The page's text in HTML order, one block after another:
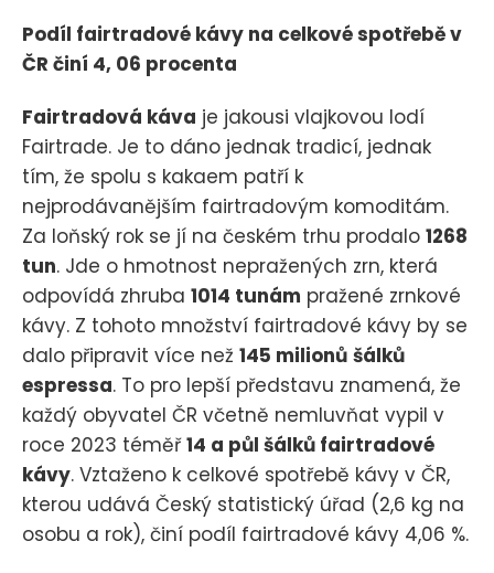
Podíl fairtradové kávy na celkové spotřebě v
ČR činí 4, 06 procenta
Fairtradová káva je jakousi vlajkovou lodí
Fairtrade. Je to dáno jednak tradicí, jednak
tím, že spolu s kakaem patří k
nejprodávanějším fairtradovým komoditám.
Za loňský rok se jí na českém trhu prodalo 1268
tun. Jde o hmotnost nepražených zrn, která
odpovídá zhruba 1014 tunám pražené zrnkové
kávy. Z tohoto množství fairtradové kávy by se
dalo připravit více než 145 milionů šálků
espressa. To pro lepší představu znamená, že
každý obyvatel ČR včetně nemluvňat vypil v
roce 2023 téměř14 a půl šálků fairtradové
kávy. Vztaženo k celkové spotřebě kávy v ČR,
kterou udává Český statistický úřad (2,6 kg na
osobu a rok), činí podíl fairtradové kávy 4,06 %.